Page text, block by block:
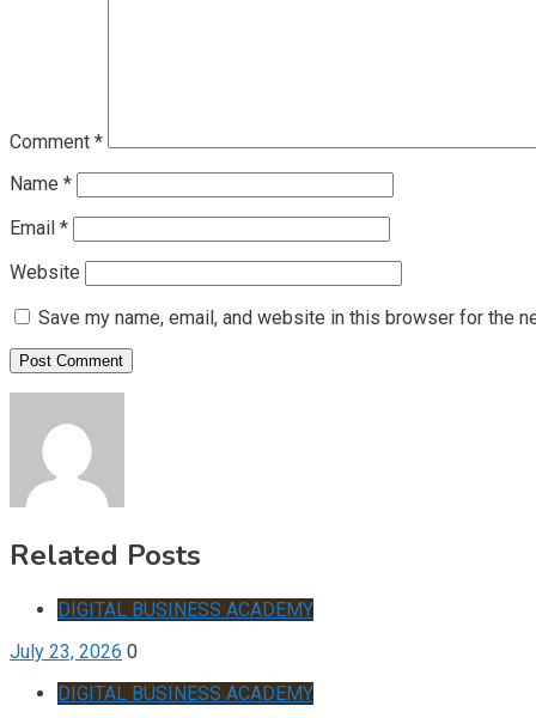
Comment *
Name *
Email *
Website
Save my name, email, and website in this browser for the
Related Posts
DIGITAL BUSINESS ACADEMY
July 23, 2026 0
DIGITAL BUSINESS ACADEMY